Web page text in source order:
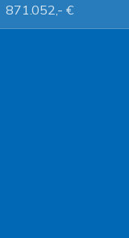
871.052,- €